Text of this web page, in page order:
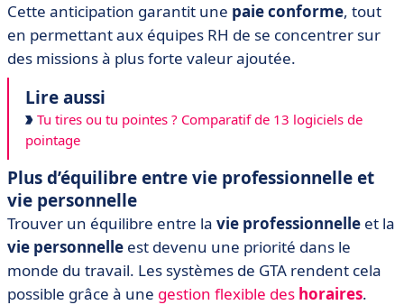
Cette anticipation garantit une paie conforme, tout
en permettant aux équipes RH de se concentrer sur
des missions à plus forte valeur ajoutée.
Lire aussi
Tu tires ou tu pointes ? Comparatif de 13 logiciels de
pointage
Plus d’équilibre entre vie professionnelle et
vie personnelle
Trouver un équilibre entre la vie professionnelle et la
vie personnelle est devenu une priorité dans le
monde du travail. Les systèmes de GTA rendent cela
possible grâce à une gestion flexible des horaires.